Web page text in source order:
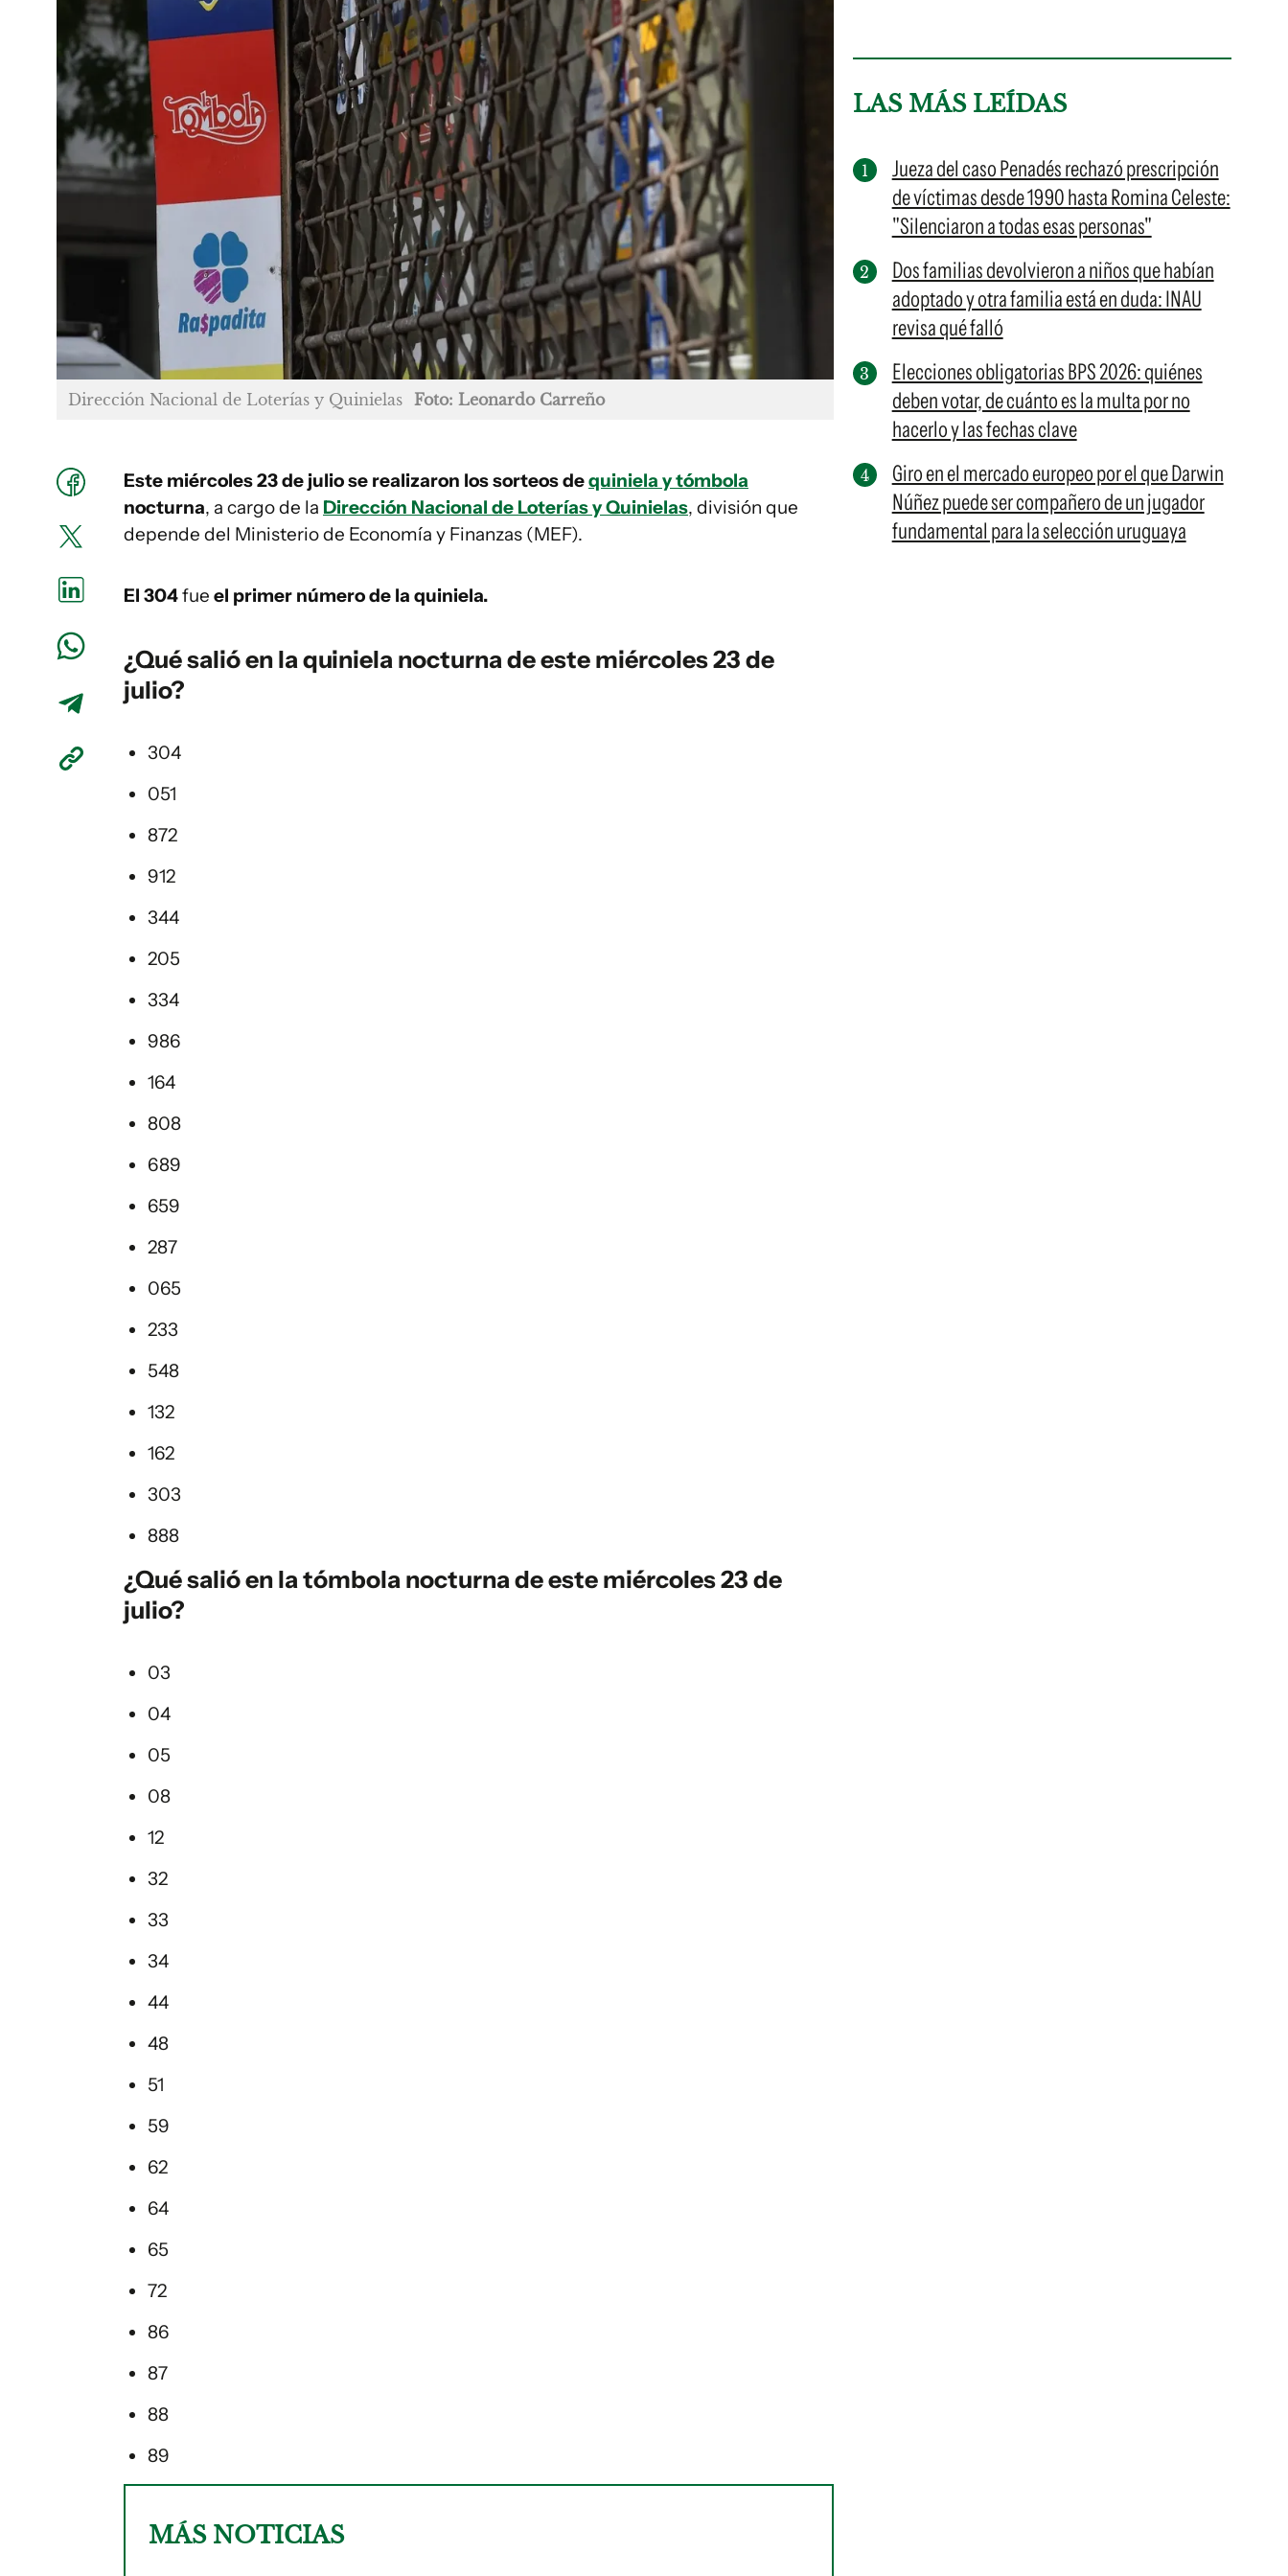
Dirección Nacional de Loterías y Quinielas Foto: Leonardo Carreño
Este miércoles 23 de julio se realizaron los sorteos dequiniela y tómbola
nocturna, a cargo de la Dirección Nacional de Loterías y Quinielas, división que
depende del Ministerio de Economía y Finanzas (MEF).
El 304fue el primer número de la quiniela.
¿Qué salió en la quiniela nocturna de este miércoles 23 de
julio?
304
051
872
912
344
205
334
986
164
808
689
659
287
065
233
548
132
162
303
888
¿Qué salió en la tómbola nocturna de este miércoles 23 de
julio?
03
04
05
08
12
32
33
34
44
48
51
59
62
64
65
72
86
87
88
89
MÁS NOTICIAS
LAS MÁS LEÍDAS
Jueza del caso Penadés rechazó prescripción
de víctimas desde 1990 hasta Romina Celeste:
"Silenciaron a todas esas personas"
Dos familias devolvieron a niños que habían
adoptado y otra familia está en duda: INAU
revisa qué falló
Elecciones obligatorias BPS 2026: quiénes
deben votar, de cuánto es la multa por no
hacerlo y las fechas clave
Giro en el mercado europeo por el que Darwin
Núñez puede ser compañero de un jugador
fundamental para la selección uruguaya